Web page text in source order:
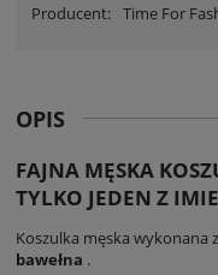
Producent: Time For
OPIS
FAJNA MĘSKA
TYLKO JEDEN Z
Koszulka męska wykonana
bawełna .